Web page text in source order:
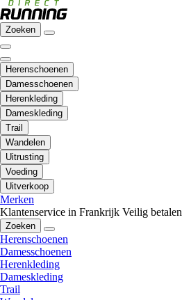
Zoeken
Herenschoenen
Damesschoenen
Herenkleding
Dameskleding
Trail
Wandelen
Uitrusting
Voeding
Uitverkoop
Merken
Klantenservice in Frankrijk Veilig betalen
Zoeken
Herenschoenen
Damesschoenen
Herenkleding
Dameskleding
Trail